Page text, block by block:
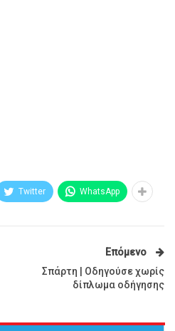
Twitter WhatsApp
Επόμενο
Σπάρτη | Οδηγούσε χωρίς
δίπλωμα οδήγησης